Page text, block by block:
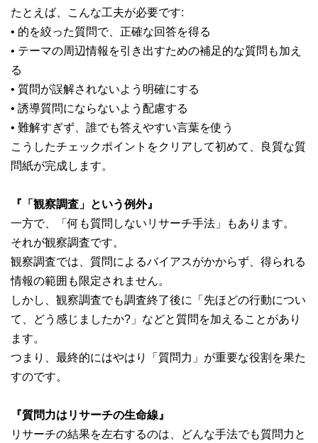
たとえば、こんな工夫が必要です:
• 的を絞った質問で、正確な回答を得る
• テーマの周辺情報を引き出すための補足的な質問も加え
る
• 質問が誤解されないよう明確にする
• 誘導質問にならないよう配慮する
• 難解すぎず、誰でも答えやすい言葉を使う
こうしたチェックポイントをクリアして初めて、良質な質
問紙が完成します。
『「観察調査」という例外』
一方で、「何も質問しないリサーチ手法」もあります。
それが観察調査です。
観察調査では、質問によるバイアスがかからず、得られる
情報の範囲も限定されません。
しかし、観察調査でも調査終了後に「先ほどの行動につい
て、どう感じましたか?」などと質問を加えることがあり
ます。
つまり、最終的にはやはり「質問力」が重要な役割を果た
すのです。
『質問力はリサーチの生命線』
リサーチの結果を左右するのは、どんな手法でも質問力と